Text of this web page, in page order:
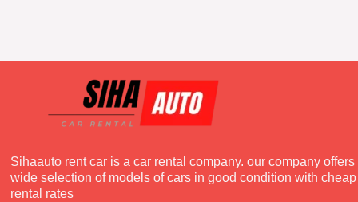
Sihaauto rent car is a car rental company. our company offers
wide selection of models of cars in good condition with cheap
rental rates